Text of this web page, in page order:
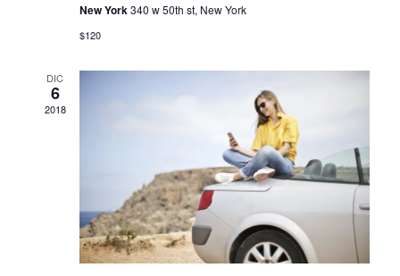
New York340 w 50th st, New York
$120
DIC
6
2018